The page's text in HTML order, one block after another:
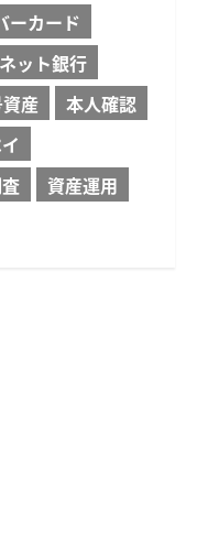
ーカード
ット銀行
産
本人確認
資産運用